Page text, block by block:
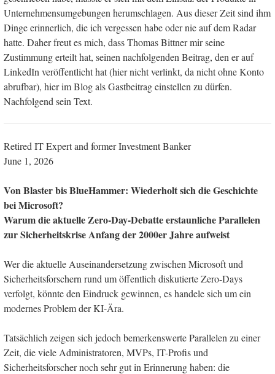
Unternehmensumgebungen herumschlagen. Aus dieser Zeit sind ihm
Dinge erinnerlich, die ich vergessen habe oder nie auf dem Radar
hatte. Daher freut es mich, dass Thomas Bittner mir seine
Zustimmung erteilt hat, seinen nachfolgenden Beitrag, den er auf
LinkedIn veröffentlicht hat (hier nicht verlinkt, da nicht ohne Konto
abrufbar), hier im Blog als Gastbeitrag einstellen zu dürfen.
Nachfolgend sein Text.
Retired IT Expert and former Investment Banker
June 1, 2026
Von Blaster bis BlueHammer: Wiederholt sich die Geschichte
bei Microsoft?
Warum die aktuelle Zero-Day-Debatte erstaunliche Parallelen
zur Sicherheitskrise Anfang der 2000er Jahre aufweist
Wer die aktuelle Auseinandersetzung zwischen Microsoft und
Sicherheitsforschern rund um öffentlich diskutierte Zero-Days
verfolgt, könnte den Eindruck gewinnen, es handele sich um ein
modernes Problem der KI-Ära.
Tatsächlich zeigen sich jedoch bemerkenswerte Parallelen zu einer
Zeit, die viele Administratoren, MVPs, IT-Profis und
Sicherheitsforscher noch sehr gut in Erinnerung haben: die